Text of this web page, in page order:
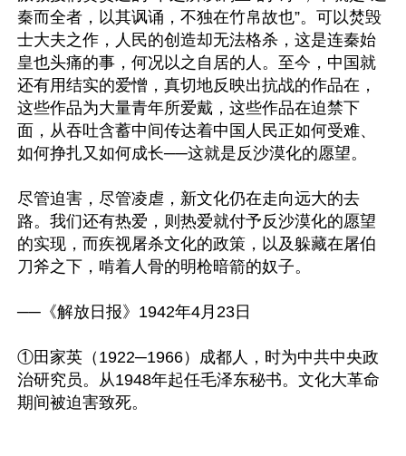
秦而全者，以其讽诵，不独在竹帛故也”。可以焚毁
士大夫之作，人民的创造却无法格杀，这是连秦始
皇也头痛的事，何况以之自居的人。至今，中国就
还有用结实的爱憎，真切地反映出抗战的作品在，
这些作品为大量青年所爱戴，这些作品在迫禁下
面，从吞吐含蓄中间传达着中国人民正如何受难、
如何挣扎又如何成长──这就是反沙漠化的愿望。
尽管迫害，尽管凌虐，新文化仍在走向远大的去
路。我们还有热爱，则热爱就付予反沙漠化的愿望
的实现，而疾视屠杀文化的政策，以及躲藏在屠伯
刀斧之下，啃着人骨的明枪暗箭的奴子。
──《解放日报》1942年4月23日
①田家英（1922─1966）成都人，时为中共中央政
治研究员。从1948年起任毛泽东秘书。文化大革命
期间被迫害致死。